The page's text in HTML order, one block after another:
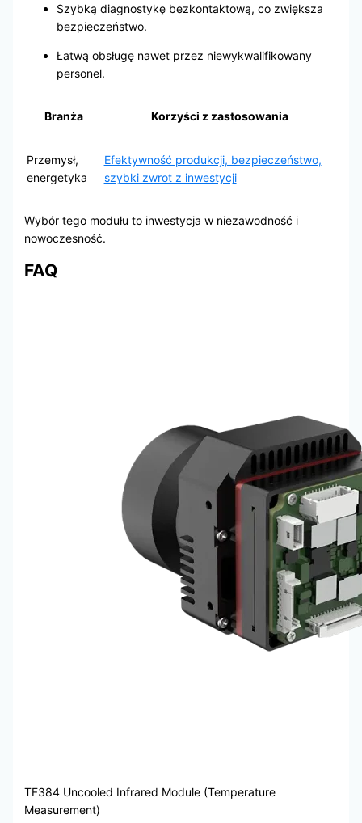
Szybką diagnostykę bezkontaktową, co zwiększa
bezpieczeństwo.
Łatwą obsługę nawet przez niewykwalifikowany
personel.
Branża Korzyści z zastosowania
Przemysł,
energetyka
Efektywność produkcji, bezpieczeństwo,
szybki zwrot z inwestycji
Wybór tego modułu to inwestycja w niezawodność i
nowoczesność.
FAQ
TF384 Uncooled Infrared Module (Temperature
Measurement)